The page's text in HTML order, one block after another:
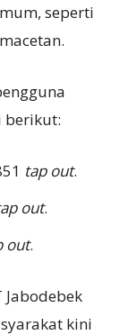
seperti
berikut:
tap out.
out.
out.
Jabodebek
kini